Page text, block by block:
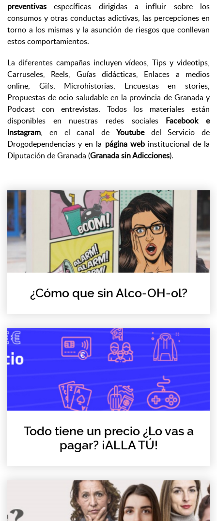
preventivas específicas dirigidas a influir sobre los
consumos y otras conductas adictivas, las percepciones en
torno a los mismas y la asunción de riesgos que conllevan
estos comportamientos.
La diferentes campañas incluyen vídeos, Tips y videotips,
Carruseles, Reels, Guías didácticas, Enlaces a medios
online, Gifs, Microhistorias, Encuestas en stories,
Propuestas de ocio saludable en la provincia de Granada y
Podcast con entrevistas. Todos los materiales están
disponibles en nuestras redes sociales Facebook e
Instagram, en el canal de Youtube del Servicio de
Drogodependencias y en la página webinstitucional de la
Diputación de Granada (Granada sin Adicciones).
¿Cómo que sin Alco-OH-ol?
Todo tiene un precio ¿Lo vas a
pagar? ¡ALLA TÚ!